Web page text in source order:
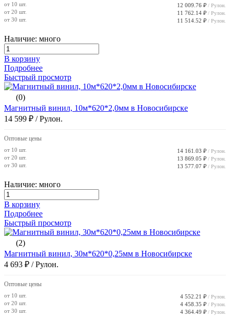
от 10 шт. 12 009.76 ₽ / Рулон.
от 20 шт. 11 762.14 ₽ / Рулон.
от 30 шт. 11 514.52 ₽ / Рулон.
Наличие: много
В корзину
Подробнее
Быстрый просмотр
(0)
Магнитный винил, 10м*620*2,0мм в Новосибирске
14 599 ₽ / Рулон.
Оптовые цены
от 10 шт. 14 161.03 ₽ / Рулон.
от 20 шт. 13 869.05 ₽ / Рулон.
от 30 шт. 13 577.07 ₽ / Рулон.
Наличие: много
В корзину
Подробнее
Быстрый просмотр
(2)
Магнитный винил, 30м*620*0,25мм в Новосибирске
4 693 ₽ / Рулон.
Оптовые цены
от 10 шт. 4 552.21 ₽ / Рулон.
от 20 шт. 4 458.35 ₽ / Рулон.
от 30 шт. 4 364.49 ₽ / Рулон.